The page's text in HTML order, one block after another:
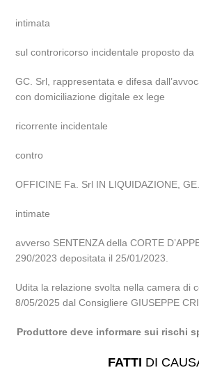
intimata
sul controricorso incidentale proposto da
GC. Srl, rappresentata e difesa
con domiciliazione digitale ex lege
ricorrente incidentale
contro
OFFICINE Fa. Srl IN LIQUIDAZIONE,
intimate
avverso SENTENZA della CORTE
290/2023 depositata il 25/01/2023.
Udita la relazione svolta nella camera di
8/05/2025 dal Consigliere GIUSEPPE
Produttore deve informare sui rischi
FATTI DI